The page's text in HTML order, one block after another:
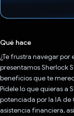
Qué hace
¿Te frustra navegar
presentamos Sherlock
beneficios que te
Pídele lo que quieras a
potenciada por la IA
asistencia financiera,